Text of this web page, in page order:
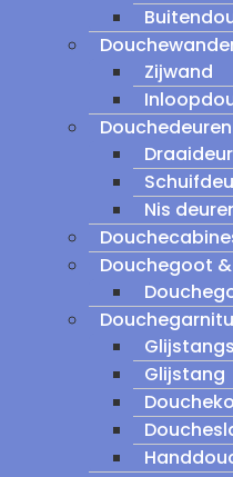
Zijwand
Douchedeuren
Nis
Douchegoot
Glijstang